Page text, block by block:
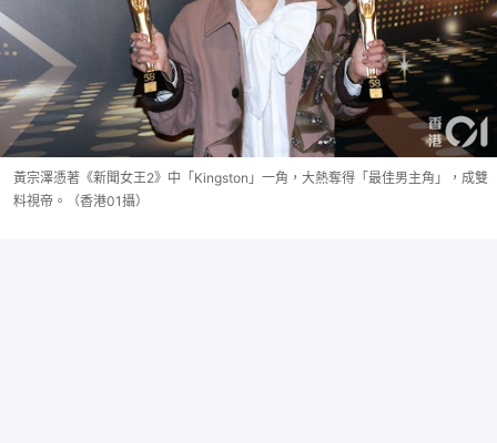
黃宗澤憑著《新聞女王2》中「Kingston」一角，大熱奪得「最佳男主角」，成雙
料視帝。（香港01攝）